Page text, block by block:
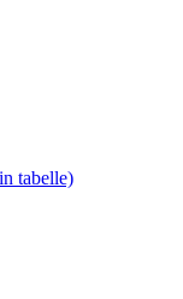
tabelle)